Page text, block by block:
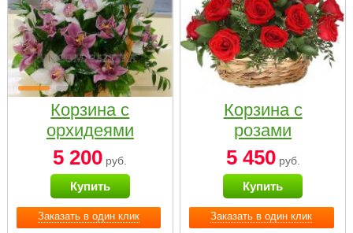
Заказать в один клик
Корзина с
орхидеями
малая
5 200 руб.
Купить
Заказать в один клик
Корзина с
розами
«Красный
Париж»
5 450руб.
Купить